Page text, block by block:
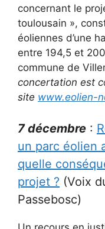
concernant le
toulousain »,
éoliennes d’une
entre 194,5 et
commune de
concertation est
site www.eolien-
7 décembre :
un parc éolien
quelle
projet ? (Voix
Passebosc)